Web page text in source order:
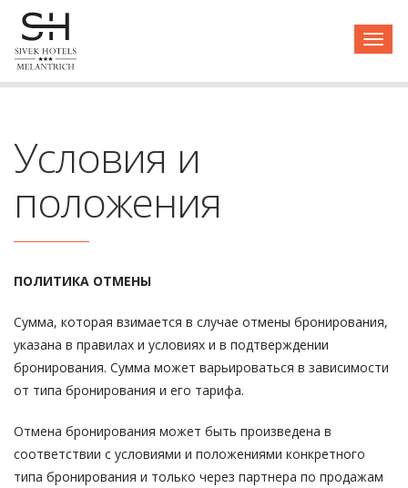
Страница не найдена!
Условия и
положения
ПОЛИТИКА ОТМЕНЫ
Сумма, которая взимается в случае отмены бронирования,
указана в правилах и условиях и в подтверждении
бронирования. Сумма может варьироваться в зависимости
от типа бронирования и его тарифа.
Отмена бронирования может быть произведена в
соответствии с условиями и положениями конкретного
типа бронирования и только через партнера по продажам